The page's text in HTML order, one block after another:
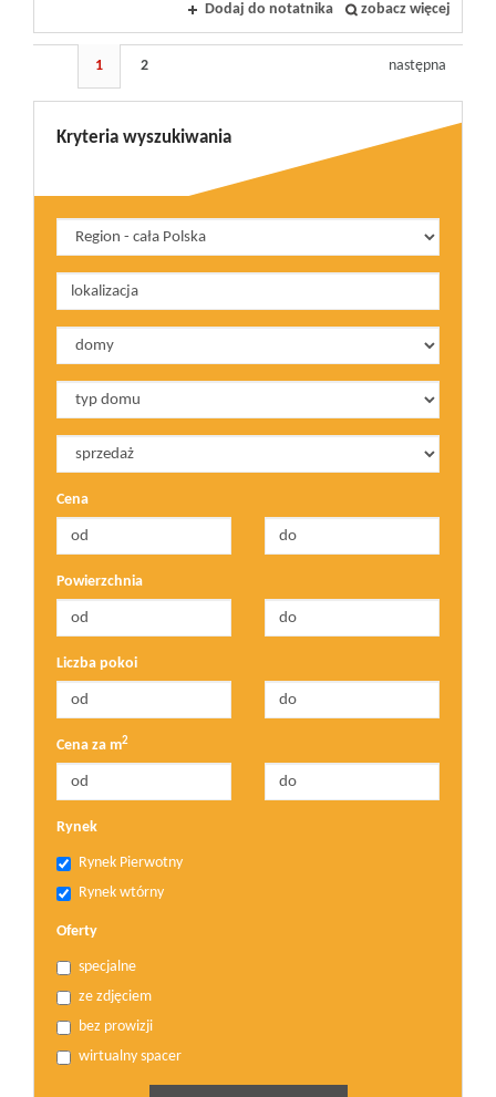
Dodaj do notatnika zobacz więcej
1 2 następna
Kryteria wyszukiwania
Cena
Powierzchnia
Liczba pokoi
Cena za m2
Rynek
Rynek Pierwotny
Rynek wtórny
Oferty
specjalne
ze zdjęciem
bez prowizji
wirtualny spacer